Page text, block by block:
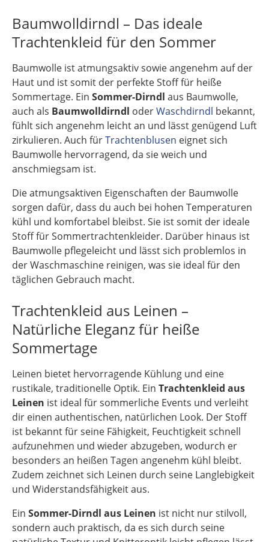
Baumwolldirndl – Das ideale
Trachtenkleid für den Sommer
Baumwolle ist atmungsaktiv sowie angenehm auf der
Haut und ist somit der perfekte Stoff für heiße
Sommertage. Ein Sommer-Dirndl aus Baumwolle,
auch als Baumwolldirndl oderWaschdirndl bekannt,
fühlt sich angenehm leicht an und lässt genügend Luft
zirkulieren. Auch fürTrachtenblusen eignet sich
Baumwolle hervorragend, da sie weich und
anschmiegsam ist.
Die atmungsaktiven Eigenschaften der Baumwolle
sorgen dafür, dass du auch bei hohen Temperaturen
kühl und komfortabel bleibst. Sie ist somit der ideale
Stoff für Sommertrachtenkleider. Darüber hinaus ist
Baumwolle pflegeleicht und lässt sich problemlos in
der Waschmaschine reinigen, was sie ideal für den
täglichen Gebrauch macht.
Trachtenkleid aus Leinen –
Natürliche Eleganz für heiße
Sommertage
Leinen bietet hervorragende Kühlung und eine
rustikale, traditionelle Optik. Ein Trachtenkleid aus
Leinen ist ideal für sommerliche Events und verleiht
dir einen authentischen, natürlichen Look. Der Stoff
ist bekannt für seine Fähigkeit, Feuchtigkeit schnell
aufzunehmen und wieder abzugeben, wodurch er
besonders an heißen Tagen angenehm kühl bleibt.
Zudem zeichnet sich Leinen durch seine Langlebigkeit
und Widerstandsfähigkeit aus.
Ein Sommer-Dirndl aus Leinen ist nicht nur stilvoll,
sondern auch praktisch, da es sich durch seine